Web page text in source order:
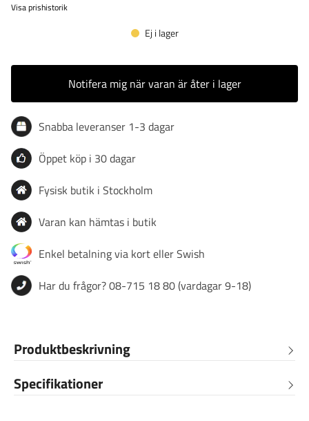
Visa prishistorik
Ej i lager
Notifera mig när varan är åter i lager
Snabba leveranser 1-3 dagar
Öppet köp i 30 dagar
Fysisk butik i Stockholm
Varan kan hämtas i butik
Enkel betalning via kort eller Swish
Har du frågor? 08-715 18 80 (vardagar 9-18)
Produktbeskrivning
Specifikationer